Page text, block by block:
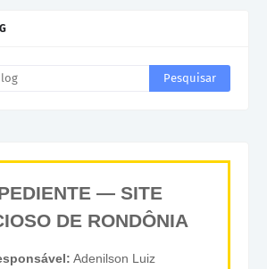
— SITE
DE RONDÔNIA
Adenilson Luiz